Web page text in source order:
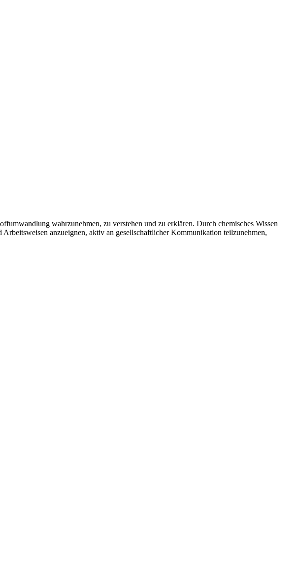
wahrzunehmen, zu verstehen und zu erklären. Durch chemisches Wissen
anzueignen, aktiv an gesellschaftlicher Kommunikation teilzunehmen,